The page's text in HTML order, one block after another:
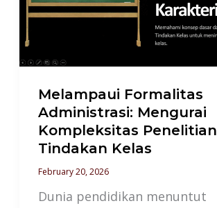
Melampaui Formalitas
Administrasi: Mengurai
Kompleksitas Penelitian
Tindakan Kelas
February 20, 2026
Dunia pendidikan menuntut
Kompleksitas
Kelas